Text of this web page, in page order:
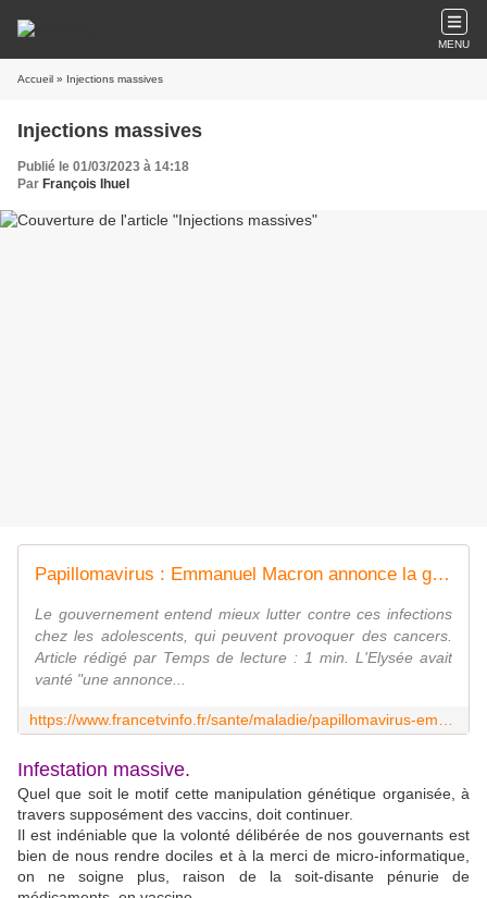
MENU
Accueil » Injections massives
Injections massives
Publié le 01/03/2023 à 14:18
Par François Ihuel
Papillomavirus : Emmanuel Macron annonce la généralisation de la vaccination pour les élèves volontaires dès la classe de 5e
Le gouvernement entend mieux lutter contre ces infections
chez les adolescents, qui peuvent provoquer des cancers.
Article rédigé par Temps de lecture : 1 min. L'Elysée avait
vanté "une annonce...
Infestation massive.
Quel que soit le motif cette manipulation génétique organisée, à
travers supposément des vaccins, doit continuer.
Il est indéniable que la volonté délibérée de nos gouvernants est
bien de nous rendre dociles et à la merci de micro-informatique,
on ne soigne plus, raison de la soit-disante pénurie de